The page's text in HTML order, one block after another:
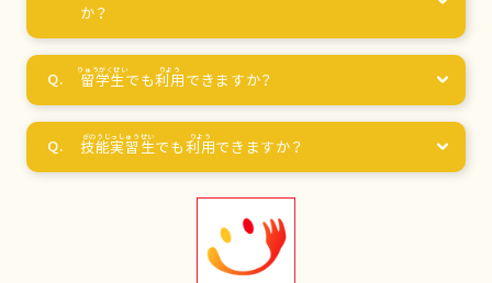
か？
留学生でも利用 できますか？
技能実習生でも利用できますか？